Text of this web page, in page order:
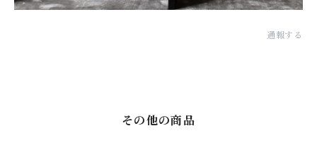
通報する
その他の商品